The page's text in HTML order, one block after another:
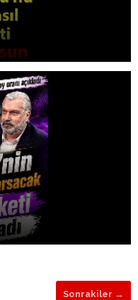
Sonrakiler →